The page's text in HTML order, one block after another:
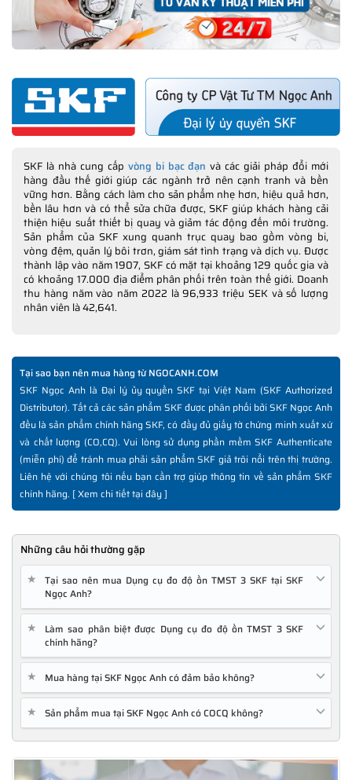
SKF là nhà cung cấp vòng bi bạc đạn và các giải pháp đổi mới
hàng đầu thế giới giúp các ngành trở nên cạnh tranh và bền
vững hơn. Bằng cách làm cho sản phẩm nhẹ hơn, hiệu quả hơn,
bền lâu hơn và có thể sửa chữa được, SKF giúp khách hàng cải
thiện hiệu suất thiết bị quay và giảm tác động đến môi trường.
Sản phẩm của SKF xung quanh trục quay bao gồm vòng bi,
vòng đệm, quản lý bôi trơn, giám sát tình trạng và dịch vụ. Được
thành lập vào năm 1907, SKF có mặt tại khoảng 129 quốc gia và
có khoảng 17.000 địa điểm phân phối trên toàn thế giới. Doanh
thu hàng năm vào năm 2022 là 96,933 triệu SEK và số lượng
nhân viên là 42,641.
Tại sao bạn nên mua hàng từ NGOCANH.COM
SKF Ngọc Anh là Đại lý ủy quyền SKF tại Việt Nam (SKF Authorized
Distributor). Tất cả các sản phẩm SKF được phân phối bởi SKF Ngọc Anh
đều là sản phẩm chính hãng SKF, có đầy đủ giấy tờ chứng minh xuất xứ
và chất lượng (CO,CQ). Vui lòng sử dụng phần mềm SKF Authenticate
(miễn phí) để tránh mua phải sản phẩm SKF giả trôi nổi trên thị trường.
Liên hệ với chúng tôi nếu bạn cần trợ giúp thông tin về sản phẩm SKF
chính hãng. [Xem chi tiết tại đây]
Những câu hỏi thường gặp
★
Tại sao nên mua Dụng cụ đo độ ồn TMST 3 SKF tại SKF
Ngọc Anh?
★
Làm sao phân biệt được Dụng cụ đo độ ồn TMST 3 SKF
chính hãng?
★ Mua hàng tại SKF Ngọc Anh có đảm bảo không?
★ Sản phẩm mua tại SKF Ngọc Anh có COCQ không?